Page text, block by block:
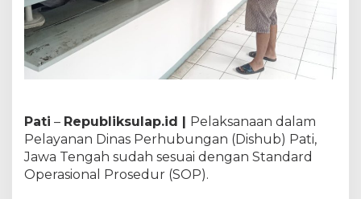
Pati – Republiksulap.id | Pelaksanaan dalam
Pelayanan Dinas Perhubungan (Dishub) Pati,
Jawa Tengah sudah sesuai dengan Standard
Operasional Prosedur (SOP).